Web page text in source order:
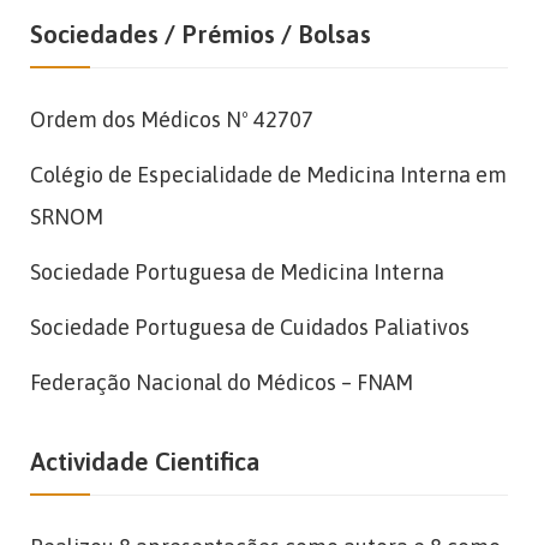
Sociedades / Prémios / Bolsas
Ordem dos Médicos Nº 42707
Colégio de Especialidade de Medicina Interna em
SRNOM
Sociedade Portuguesa de Medicina Interna
Sociedade Portuguesa de Cuidados Paliativos
Federação Nacional do Médicos – FNAM
Actividade Cientifica